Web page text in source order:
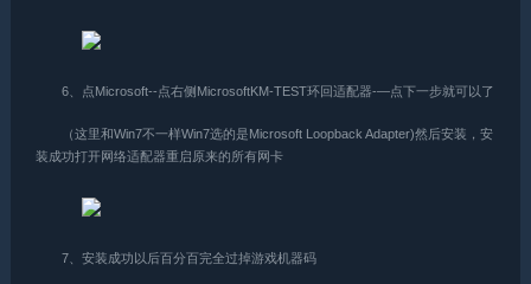
6、点Microsoft--点右侧MicrosoftKM-TEST环回适配器-—点下一步就可以了
（这里和Win7不一样Win7选的是Microsoft Loopback Adapter)然后安装，安
装成功打开网络适配器重启原来的所有网卡
7、安装成功以后百分百完全过掉游戏机器码